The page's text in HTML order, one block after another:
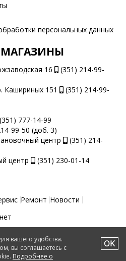
персональных данных
16
(351) 214-99-
Кашириных 151
(351) 214-99-
777-14-99
99-50 (доб. 3)
центр
(351) 214-
центр
(351) 230-01-14
Ремонт Новости
вашего удобства.
вы соглашаетесь с
Подробнее о
© 2026.